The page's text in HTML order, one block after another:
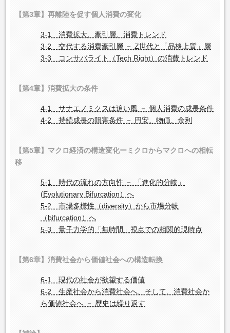
【第3章】再離陸を促す個人消費の変化
3-1 消費拡大、牽引層、消費トレンド
3-2 交代する消費牽引層 － Z世代と「品格上質」層
3-3 コンサバライト（Tech Right）の消費トレンド
【第4章】消費拡大の条件
4-1 サナエノミクスは追い風 － 個人消費の成長条件
4-2 持続成長の阻害条件 － 円安、物価、金利
【第5章】マクロ経済の構造変化ーミクロからマクロへの相転
移
5-1 時代の流れの方向性 － 「進化的分岐」
(Evolutionary Bifurcation）へ
5-2 市場多様性（diversity）から市場分岐
（bifurcation）へ
5-3 量子力学的「無時間」視点での相関的現時点
【第6章】消費社会から価値社会への構造転換
6-1 現代の社会が欲望する価値
6-2 生産社会から消費社会へ、そして、消費社会か
ら価値社会へ － 歴史は繰り返す